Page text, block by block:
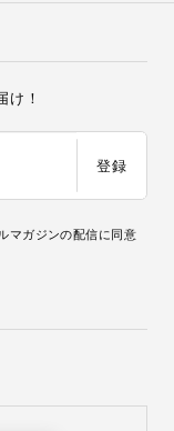
け！
登録
マガジンの配信に同意